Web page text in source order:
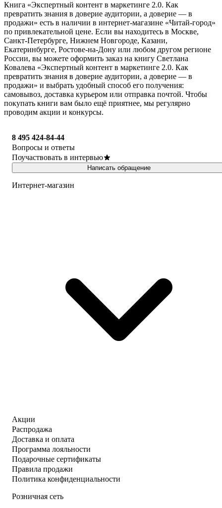
Книга «Экспертный контент в маркетинге 2.0. Как
превратить знания в доверие аудитории, а доверие — в
продажи» есть в наличии в интернет-магазине «Читай-город»
по привлекательной цене. Если вы находитесь в Москве,
Санкт-Петербурге, Нижнем Новгороде, Казани,
Екатеринбурге, Ростове-на-Дону или любом другом регионе
России, вы можете оформить заказ на книгу Светлана
Ковалева «Экспертный контент в маркетинге 2.0. Как
превратить знания в доверие аудитории, а доверие — в
продажи» и выбрать удобный способ его получения:
самовывоз, доставка курьером или отправка почтой. Чтобы
покупать книги вам было ещё приятнее, мы регулярно
проводим акции и конкурсы.
8 495 424-84-44
Вопросы и ответы
Поучаствовать в интервью
Написать обращение
Интернет-магазин
Акции
Распродажа
Доставка и оплата
Программа лояльности
Подарочные сертификаты
Правила продажи
Политика конфиденциальности
Розничная сеть